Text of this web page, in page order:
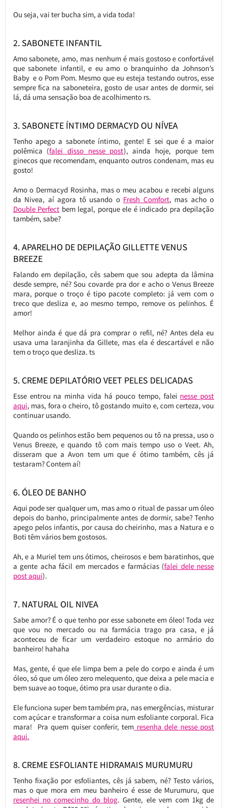
Ou seja, vai ter bucha sim, a vida toda!
2. SABONETE INFANTIL
Amo sabonete, amo, mas nenhum é mais gostoso e confortável
que sabonete infantil, e eu amo o branquinho da Johnson’s
Baby e o Pom Pom. Mesmo que eu esteja testando outros, esse
sempre fica na saboneteira, gosto de usar antes de dormir, sei
lá, dá uma sensação boa de acolhimento rs.
3. SABONETE ÍNTIMO DERMACYD OU NÍVEA
Tenho apego a sabonete íntimo, gente! E sei que é a maior
polêmica (falei disso nesse post), ainda hoje, porque tem
ginecos que recomendam, enquanto outros condenam, mas eu
gosto!
Amo o Dermacyd Rosinha, mas o meu acabou e recebi alguns
da Nivea, aí agora tô usando o Fresh Comfort, mas acho o
Double Perfect bem legal, porque ele é indicado pra depilação
também, sabe?
4. APARELHO DE DEPILAÇÃO GILLETTE VENUS
BREEZE
Falando em depilação, cês sabem que sou adepta da lâmina
desde sempre, né? Sou covarde pra dor e acho o Venus Breeze
mara, porque o troço é tipo pacote completo: já vem com o
treco que desliza e, ao mesmo tempo, remove os pelinhos. É
amor!
Melhor ainda é que dá pra comprar o refil, né? Antes dela eu
usava uma laranjinha da Gillete, mas ela é descartável e não
tem o troço que desliza. ts
5. CREME DEPILATÓRIO VEET PELES DELICADAS
Esse entrou na minha vida há pouco tempo, falei nesse post
aqui, mas, fora o cheiro, tô gostando muito e, com certeza, vou
continuar usando.
Quando os pelinhos estão bem pequenos ou tô na pressa, uso o
Venus Breeze, e quando tô com mais tempo uso o Veet. Ah,
disseram que a Avon tem um que é ótimo também, cês já
testaram? Contem aí!
6. ÓLEO DE BANHO
Aqui pode ser qualquer um, mas amo o ritual de passar um óleo
depois do banho, principalmente antes de dormir, sabe? Tenho
apego pelos infantis, por causa do cheirinho, mas a Natura e o
Boti têm vários bem gostosos.
Ah, e a Muriel tem uns ótimos, cheirosos e bem baratinhos, que
a gente acha fácil em mercados e farmácias (falei dele nesse
post aqui).
7. NATURAL OIL NIVEA
Sabe amor? É o que tenho por esse sabonete em óleo! Toda vez
que vou no mercado ou na farmácia trago pra casa, e já
aconteceu de ficar um verdadeiro estoque no armário do
banheiro! hahaha
Mas, gente, é que ele limpa bem a pele do corpo e ainda é um
óleo, só que um óleo zero melequento, que deixa a pele macia e
bem suave ao toque, ótimo pra usar durante o dia.
Ele funciona super bem também pra, nas emergências, misturar
com açúcar e transformar a coisa num esfoliante corporal. Fica
mara! Pra quem quiser conferir, tem resenha dele nesse post
aqui.
8. CREME ESFOLIANTE HIDRAMAIS MURUMURU
Tenho fixação por esfoliantes, cês já sabem, né? Testo vários,
mas o que mora em meu banheiro é esse de Murumuru, que
resenhei no comecinho do blog. Gente, ele vem com 1kg de